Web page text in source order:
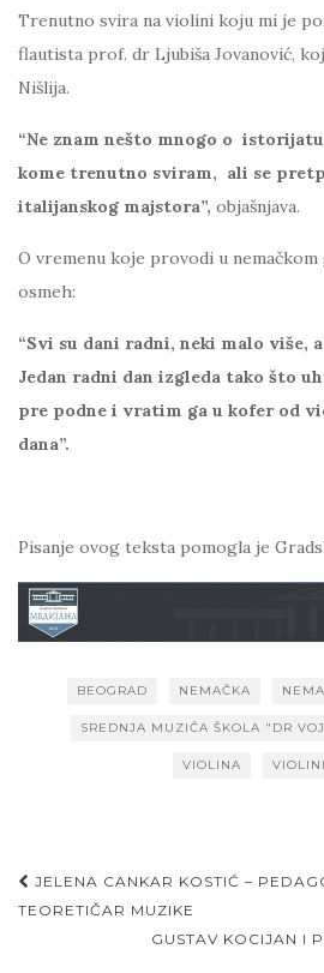
Trenutno svira na violini koju mi je
flautista prof. dr Ljubiša Jovanović,
Nišlija.
“Ne znam nešto mnogo o
kome trenutno sviram, ali se
italijanskog majstora”, objašnjava.
O vremenu koje provodi u nemačkom
osmeh:
“Svi su dani radni, neki malo više,
Jedan radni dan izgleda tako što
pre podne i vratim ga u kofer od
dana”.
Pisanje ovog teksta pomogla je
BEOGRAD NEMAČKA
SREDNJA MUZIČA ŠKOLA "DR
VIOLINA
Post
navigation
JELENA CANKAR KOSTIĆ –
TEORETIČAR MUZIKE
GUSTAV KOCIJAN I